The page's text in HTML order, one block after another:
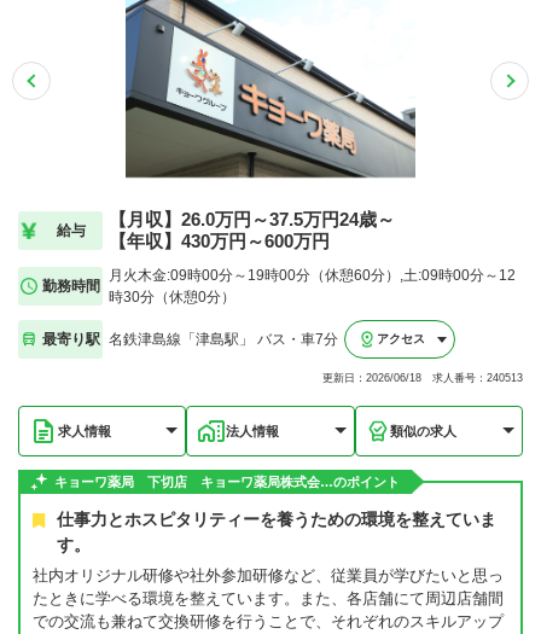
給与
【月収】26.0万円～37.5万円24歳～
【年収】430万円～600万円
勤務時間
月火木金:09時00分～19時00分（休憩60分）,土:09時00分～12
時30分（休憩0分）
最寄り駅 名鉄津島線「津島駅」 バス・車7分 アクセス
更新日：2026/06/18 求人番号：240513
求人情報 法人情報 類似の求人
キョーワ薬局 下切店 キョーワ薬局株式会…のポイント
仕事力とホスピタリティーを養うための環境を整えていま
す。
社内オリジナル研修や社外参加研修など、従業員が学びたいと思っ
たときに学べる環境を整えています。また、各店舗にて周辺店舗間
での交流も兼ねて交換研修を行うことで、それぞれのスキルアップ